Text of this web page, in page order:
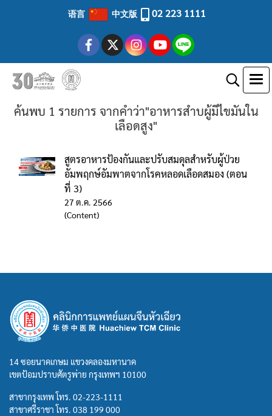
语言 中文版 02 223 1111
ค้นพบ 1 รายการ จากคำว่า"อาหารสำบผู้มีไขมันใน
เลือดสูง"
สูตรอาหารป้องกันและปรับสมดุลสำหรับผู้ป่วย
อัมพฤกษ์อัมพาตจากโรคหลอดเลือดสมอง (ตอน
ที่ 3)
27 ต.ค. 2566
(Content)
14 ซอยนาคเกษม แขวงคลองมหานาค
เขตป้อมปราบศัตรูพ่าย กรุงเทพฯ 10100
สาขากรุงเทพ โทร. 02-223-1111
สาขาศรีราชา โทร. 038 199 000